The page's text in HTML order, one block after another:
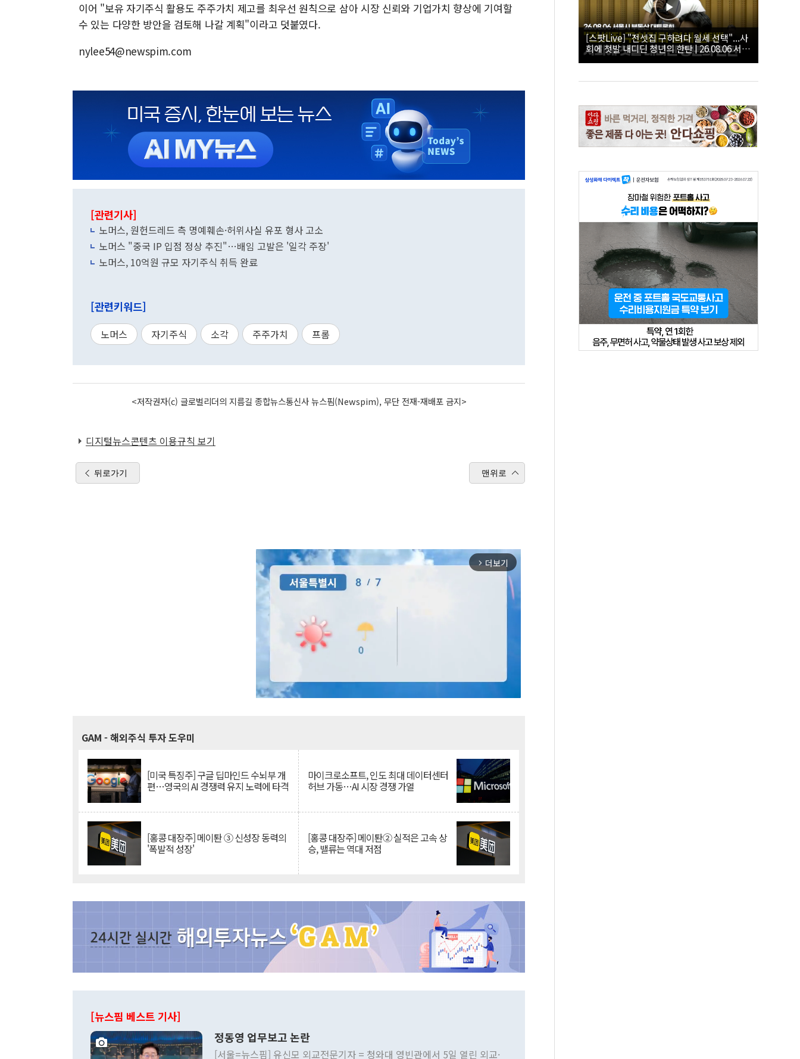
이어 "보유 자기주식 활용도 주주가치 제고를 최우선 원칙으로 삼아 시장 신뢰와 기업가치 향상에 기여할
수 있는 다양한 방안을 검토해 나갈 계획"이라고 덧붙였다.
nylee54@newspim.com
[관련기사]
노머스, 원헌드레드 측 명예훼손·허위사실 유포 형사 고소
노머스 "중국 IP 입점 정상 추진"…배임 고발은 '일각 주장'
노머스, 10억원 규모 자기주식 취득 완료
[관련키워드]
노머스 자기주식 소각 주주가치 프롬
<저작권자(c) 글로벌리더의 지름길 종합뉴스통신사 뉴스핌(Newspim), 무단 전재-재배포 금지>
디지털뉴스콘텐츠 이용규칙 보기
뒤로가기 맨위로
arrow_forward_ios 더보기
GAM - 해외주식 투자 도우미
[미국 특징주] 구글 딥마인드 수뇌부 개
편…영국의 AI 경쟁력 유지 노력에 타격
마이크로소프트, 인도 최대 데이터센터
허브 가동…AI 시장 경쟁 가열
[홍콩 대장주] 메이퇀 ③ 신성장 동력의
'폭발적 성장'
[홍콩 대장주] 메이퇀② 실적은 고속 상
승, 밸류는 역대 저점
[뉴스핌 베스트 기사]
정동영 업무보고 논란
[서울=뉴스핌] 유신모 외교전문기자 = 청와대 영빈관에서 5일 열린 외교·
[스팟Live] "전셋집 구하려다 월세 선택"...사
회에 첫발 내디딘 청년의 한탄 | 26.08.06 서울
시 부동산 대토론회